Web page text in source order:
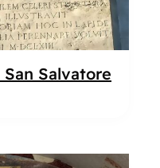
Salvatore